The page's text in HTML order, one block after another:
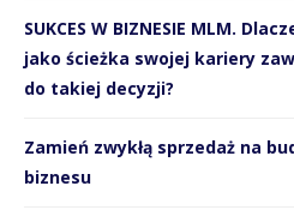
SUKCES W BIZNESIE MLM.
jako ścieżka swojej kariery
do takiej decyzji?
Zamień zwykłą sprzedaż na
biznesu